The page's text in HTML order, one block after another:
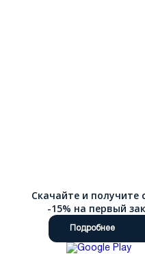
Скачайте и получите
-15% на первый
Подробнее